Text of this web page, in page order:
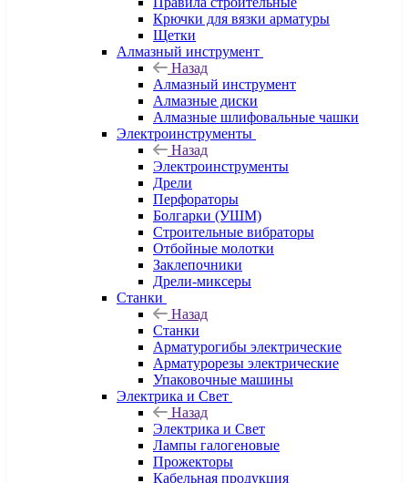
Крючки для вязки арматуры
Щетки
Алмазный инструмент
Назад
Алмазный инструмент
Алмазные диски
Алмазные шлифовальные чашки
Электроинструменты
Назад
Электроинструменты
Дрели
Перфораторы
Болгарки (УШМ)
Строительные вибраторы
Отбойные молотки
Заклепочники
Дрели-миксеры
Станки
Назад
Станки
Арматурогибы электрические
Арматурорезы электрические
Упаковочные машины
Электрика и Свет
Назад
Электрика и Свет
Лампы галогеновые
Прожекторы
Кабельная продукция